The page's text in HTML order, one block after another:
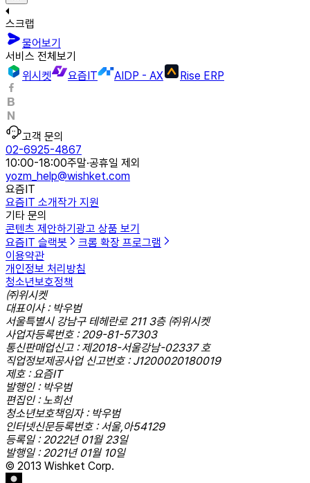
스크랩
물어보기
서비스 전체보기
위시켓
요즘IT AIDP - AX Rise ERP
고객 문의
02-6925-4867
10:00-18:00주말·공휴일 제외
yozm_help@wishket.com
요즘IT
요즘IT 소개작가 지원
기타 문의
콘텐츠 제안하기 광고 상품 보기
요즘IT 슬랙봇
크롬 확장 프로그램
이용약관
개인정보 처리방침
청소년보호정책
㈜위시켓
대표이사 : 박우범
서울특별시 강남구 테헤란로 211 3층 ㈜위시켓
사업자등록번호 : 209-81-57303
통신판매업신고 : 제2018-서울강남-02337 호
직업정보제공사업 신고번호 : J1200020180019
제호 : 요즘IT
발행인 : 박우범
편집인 : 노희선
청소년보호책임자 : 박우범
인터넷신문등록번호 : 서울,아54129
등록일 : 2022년 01월 23일
발행일 : 2021년 01월 10일
© 2013 Wishket Corp.